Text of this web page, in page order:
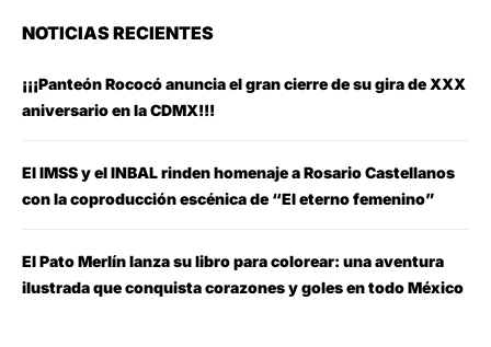
NOTICIAS RECIENTES
¡¡¡Panteón Rococó anuncia el gran cierre de su gira de XXX
aniversario en la CDMX!!!
El IMSS y el INBAL rinden homenaje a Rosario Castellanos
con la coproducción escénica de “El eterno femenino”
El Pato Merlín lanza su libro para colorear: una aventura
ilustrada que conquista corazones y goles en todo México